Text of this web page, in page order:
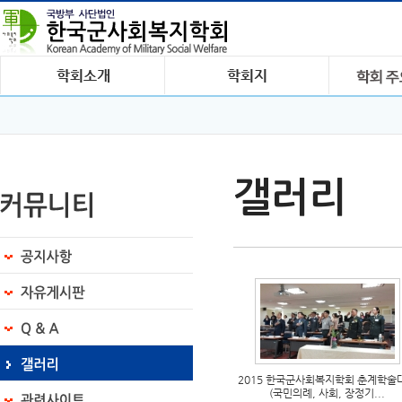
갤러리
2015 한국군사회복지학회 춘계학술
(국민의례, 사회, 장정기...